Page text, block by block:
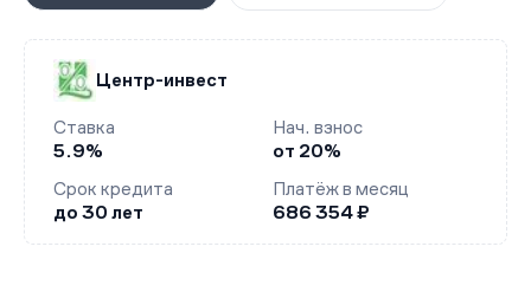
Центр-инвест
Ставка
5.9%
Нач. взнос
от 20%
Срок кредита
до 30 лет
Платёж в месяц
686 354 ₽